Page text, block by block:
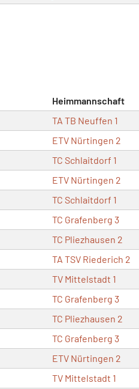
Heimmannschaft
TA TB Neuffen 1
ETV Nürtingen 2
TC Schlaitdorf 1
ETV Nürtingen 2
TC Schlaitdorf 1
TC Grafenberg 3
TC Pliezhausen 2
TA TSV Riederich 2
TV Mittelstadt 1
TC Grafenberg 3
TC Pliezhausen 2
TC Grafenberg 3
ETV Nürtingen 2
TV Mittelstadt 1